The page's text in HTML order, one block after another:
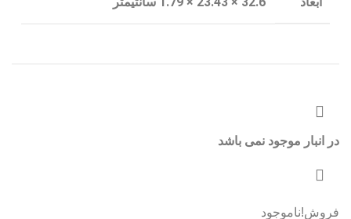
در انبار موجود نمی باشد
فروش!ناموجود